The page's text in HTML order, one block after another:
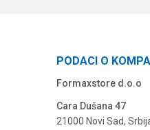
PODACI O
Formaxstore d.o.o
Cara Dušana 47
21000 Novi Sad,